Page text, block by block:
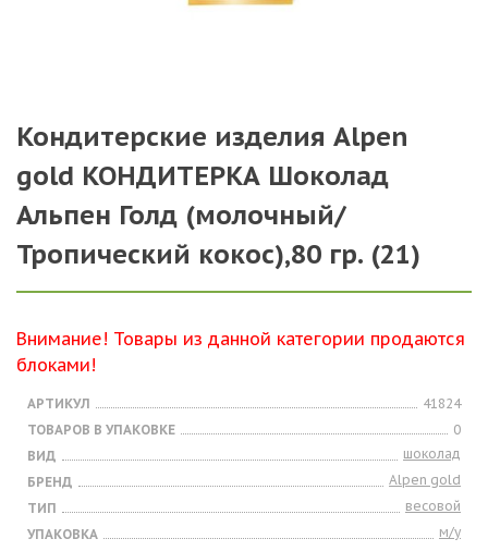
Кондитерские изделия Alpen
gold КОНДИТЕРКА Шоколад
Альпен Голд (молочный/
Тропический кокос),80 гр. (21)
Внимание! Товары из данной категории продаются
блоками!
АРТИКУЛ
41824
ТОВАРОВ В УПАКОВКЕ
0
ВИД
шоколад
БРЕНД
Alpen gold
ТИП
весовой
УПАКОВКА
м/у